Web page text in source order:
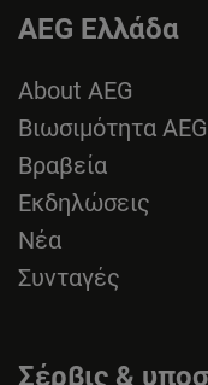
AEG Ελλάδα
About AEG
Βιωσιμότητα AEG
Βραβεία
Εκδηλώσεις
Νέα
Συνταγές
Σέρβις &